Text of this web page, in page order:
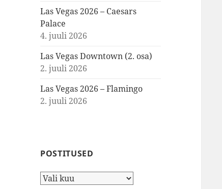
Las Vegas 2026 – Caesars
Palace
4. juuli 2026
Las Vegas Downtown (2. osa)
2. juuli 2026
Las Vegas 2026 – Flamingo
2. juuli 2026
POSTITUSED
Postitused